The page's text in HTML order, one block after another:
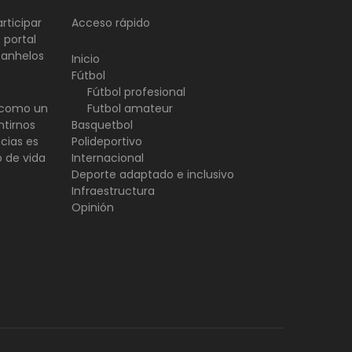
portal
un
es
de vida
Acceso rápido
Inicio
Fútbol
Fútbol profesional
Futbol amateur
Basquetbol
Polideportivo
Internacional
Deporte adaptado e inclusivo
Infraestructura
Opinión